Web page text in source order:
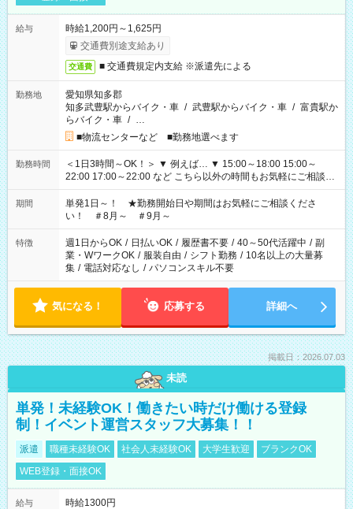
給与
時給1,200円～1,625円
交通費別途支給あり
交通費 ■ 交通費規定内支給 ※派遣先による
勤務地
愛知県知多郡
知多武豊駅からバイク・車 / 武豊駅からバイク・車 / 富貴駅か
らバイク・車 / …
■物流センターなど ■勤務地選べます
勤務時間
＜1日3時間～OK！＞ ▼ 例えば… ▼ 15:00～18:00 15:00～
22:00 17:00～22:00 など こちら以外の時間もお気軽にご相談く
ださい！
期間
単発1日～！ ★勤務開始日や期間はお気軽にご相談くださ
い！ ＃8月～ ＃9月～
特徴 週1日からOK / 日払いOK / 履歴書不要 / 40～50代活躍中 / 副
業・WワークOK / 服装自由 / シフト勤務 / 10名以上の大量募
集 / 電話対応なし / パソコンスキル不要
気になる！ 応募する 詳細へ
掲載日：2026.07.03
未読
単発！未経験OK！働きたい時だけ働ける登録
制！イベント運営スタッフ大募集！！
派遣 職種未経験OK 社会人未経験OK 大学生歓迎
ブランクOK
WEB登録・面接OK
給与
時給1300円